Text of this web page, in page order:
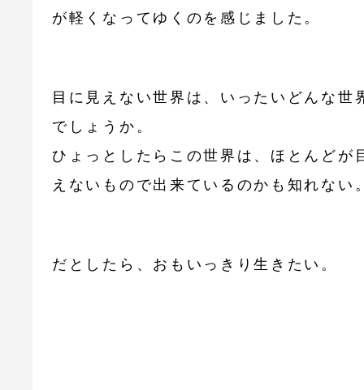
が軽くなってゆくのを感じました。
目に見えない世界は、いったいどんな世
でしょうか。
ひょっとしたらこの世界は、ほとんどが
えないもので出来ているのかも知れない
だとしたら、おもいっきり生きたい。